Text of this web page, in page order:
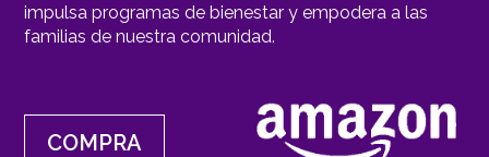
impulsa programas de bienestar y empodera a las
familias de nuestra comunidad.
COMPRA